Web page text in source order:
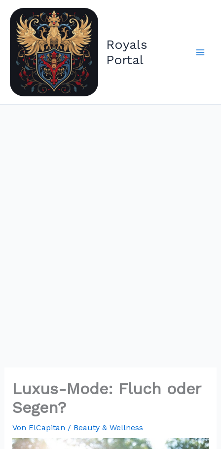
Inhalt
springen
Royals
Portal
Luxus-Mode: Fluch oder
Segen?
Von ElCapitan / Beauty & Wellness